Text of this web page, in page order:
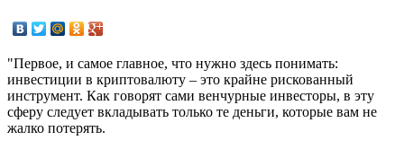
"Первое, и самое главное, что нужно здесь понимать:
инвестиции в криптовалюту – это крайне рискованный
инструмент. Как говорят сами венчурные инвесторы, в эту
сферу следует вкладывать только те деньги, которые вам не
жалко потерять.